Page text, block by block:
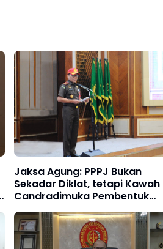
Jaksa Agung: PPPJ Bukan
Sekadar Diklat, tetapi Kawah
Candradimuka Pembentuk
Jaksa Berintegritas dan
Profesional